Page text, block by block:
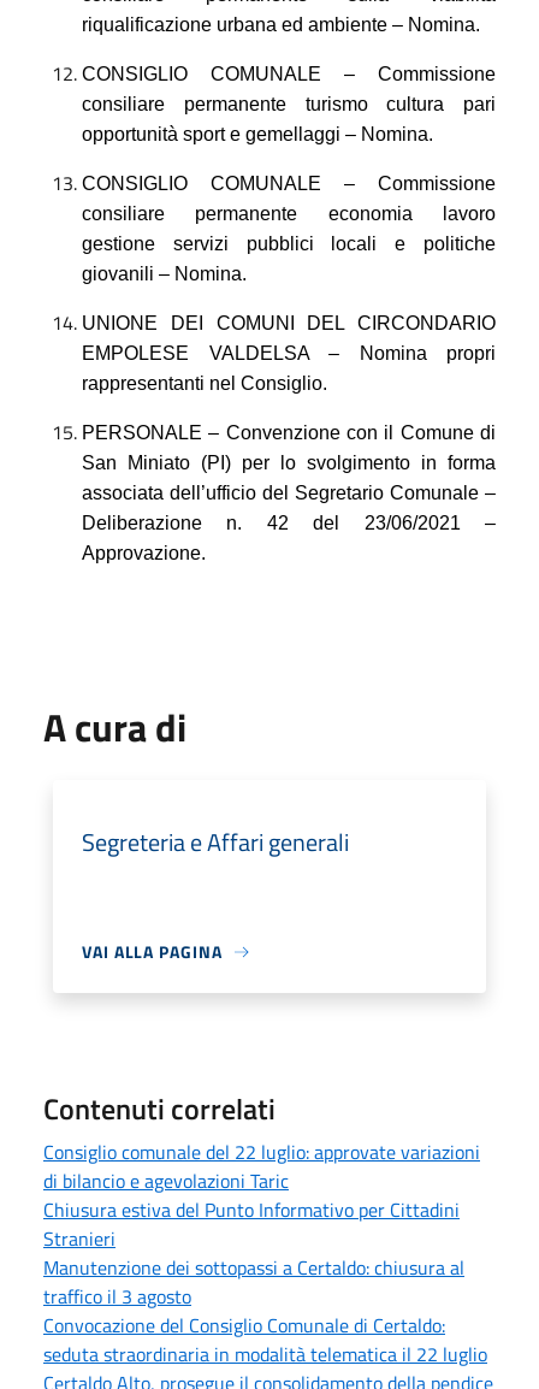
riqualificazione urbana ed ambiente – Nomina.
CONSIGLIO COMUNALE – Commissione
consiliare permanente turismo cultura pari
opportunità sport e gemellaggi – Nomina.
CONSIGLIO COMUNALE – Commissione
consiliare permanente economia lavoro
gestione servizi pubblici locali e politiche
giovanili – Nomina.
UNIONE DEI COMUNI DEL CIRCONDARIO
EMPOLESE VALDELSA – Nomina propri
rappresentanti nel Consiglio.
PERSONALE – Convenzione con il Comune di
San Miniato (PI) per lo svolgimento in forma
associata dell’ufficio del Segretario Comunale –
Deliberazione n. 42 del 23/06/2021–
Approvazione.
A cura di
Segreteria e Affari generali
VAI ALLA PAGINA
Contenuti correlati
Consiglio comunale del 22 luglio: approvate variazioni
di bilancio e agevolazioni Taric
Chiusura estiva del Punto Informativo per Cittadini
Stranieri
Manutenzione dei sottopassi a Certaldo: chiusura al
traffico il 3 agosto
Convocazione del Consiglio Comunale di Certaldo:
seduta straordinaria in modalità telematica il 22 luglio
Certaldo Alto, prosegue il consolidamento della pendice